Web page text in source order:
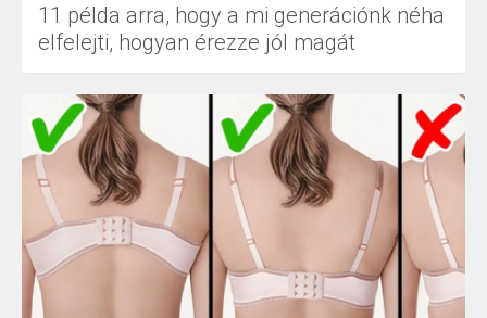
11 példa arra, hogy a mi generációnk néha
elfelejti, hogyan érezze jól magát